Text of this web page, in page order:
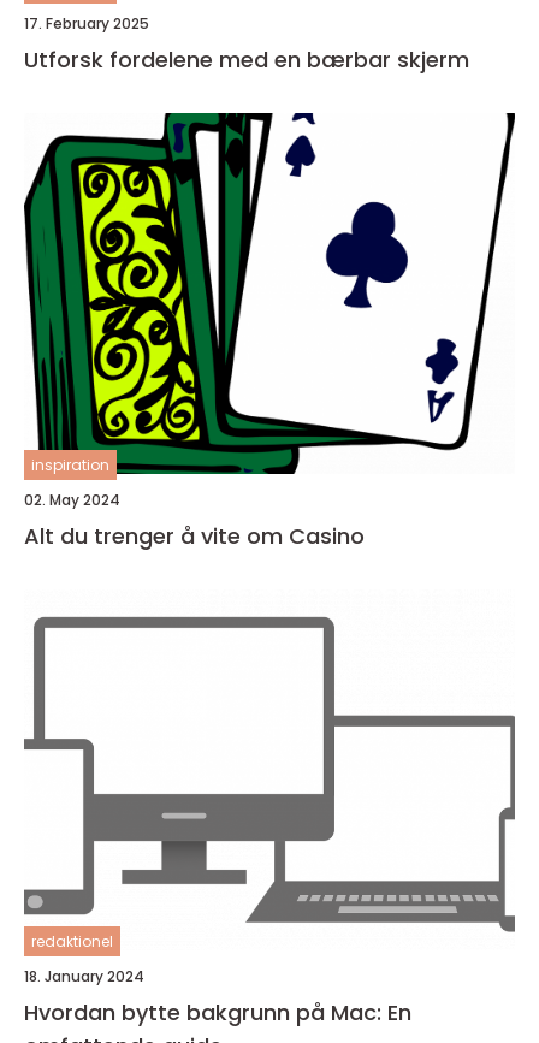
17. February 2025
Utforsk fordelene med en bærbar skjerm
inspiration
02. May 2024
Alt du trenger å vite om Casino
redaktionel
18. January 2024
Hvordan bytte bakgrunn på Mac: En